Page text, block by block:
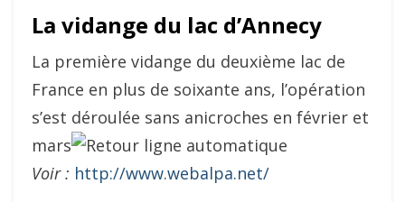
La vidange du lac d’Annecy
La première vidange du deuxième lac de
France en plus de soixante ans, l’opération
s’est déroulée sans anicroches en février et
mars
Voir : http://www.webalpa.net/